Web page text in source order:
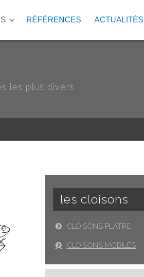
RÉFÉRENCES ACTUALITÉS
les plus divers.
les cloisons
CLOISONS PLÂTRE
CLOISONS MOBILES